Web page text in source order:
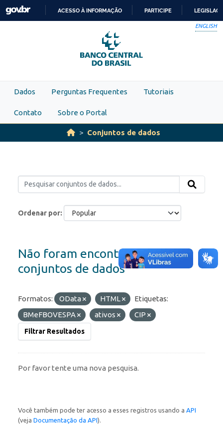
Skip to main content
PARA
O
CONTEÚDO
ACESSO À INFORMAÇÃO PARTICIPE
ENGLISH
Dados Perguntas Frequentes Tutoriais
Contato Sobre o Portal
Conjuntos de dados
Ordenar por
Não foram encontrados
conjuntos de dados
Formatos: OData HTML
Etiquetas:
BMeFBOVESPA
ativos CIP
Filtrar Resultados
Por favor tente uma nova pesquisa.
Você também pode ter acesso a esses registros usando a API
(veja Documentação da API).